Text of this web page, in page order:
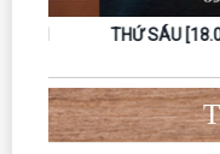
THỨ SÁU